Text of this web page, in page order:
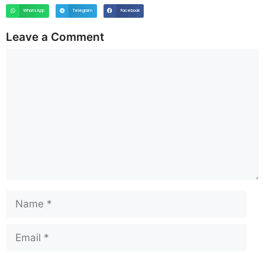
WhatsApp Telegram Facebook
Leave a Comment